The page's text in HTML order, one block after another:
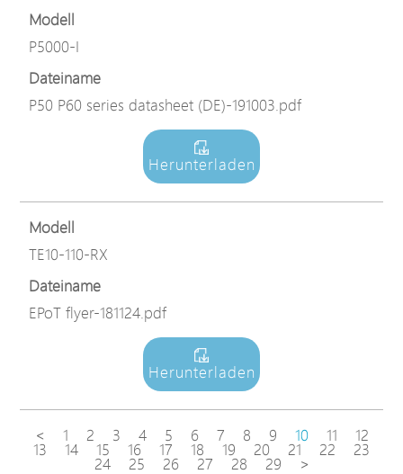
Modell
P5000-I
Dateiname
P50 P60 series datasheet (DE)-191003.pdf
Herunterladen
Modell
TE10-110-RX
Dateiname
EPoT flyer-181124.pdf
Herunterladen
< 1 2 3 4 5 6 7 8 9 10 11 12
13 14 15 16 17 18 19 20 21 22 23
24 25 26 27 28 29 >